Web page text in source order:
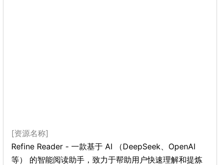
[资源名称]
Refine Reader - 一款基于 AI （DeepSeek、OpenAI
等） 的智能阅读助手，致力于帮助用户快速理解和提炼